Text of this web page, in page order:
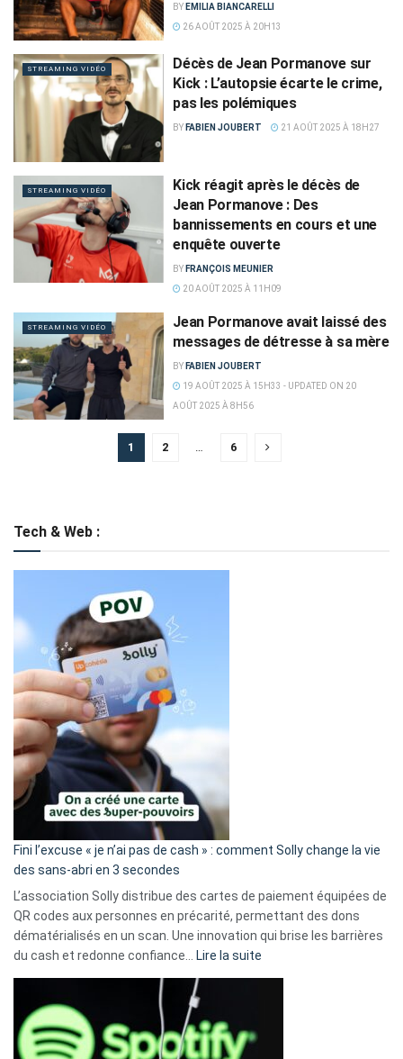
BY EMILIA BIANCARELLI
26 AOÛT 2025 À 20H13
STREAMING VIDÉO
Décès de Jean Pormanove sur
Kick : L’autopsie écarte le crime,
pas les polémiques
BY FABIEN JOUBERT 21 AOÛT 2025 À 18H27
STREAMING VIDÉO
Kick réagit après le décès de
Jean Pormanove : Des
bannissements en cours et une
enquête ouverte
BY FRANÇOIS MEUNIER
20 AOÛT 2025 À 11H09
STREAMING VIDÉO
Jean Pormanove avait laissé des
messages de détresse à sa mère
BY FABIEN JOUBERT
19 AOÛT 2025 À 15H33 - UPDATED ON 20
AOÛT 2025 À 8H56
1 2 … 6
Tech & Web :
Fini l’excuse « je n’ai pas de cash » : comment Solly change la vie
des sans-abri en 3 secondes
L’association Solly distribue des cartes de paiement équipées de
QR codes aux personnes en précarité, permettant des dons
dématérialisés en un scan. Une innovation qui brise les barrières
du cash et redonne confiance… Lire la suite
Fini